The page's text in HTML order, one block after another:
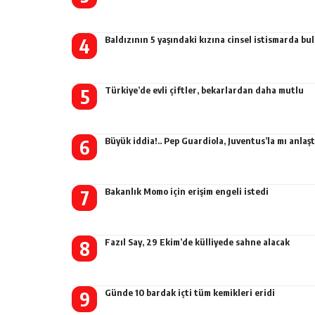
Baldızının 5 yaşındaki kızına cinsel istismarda
Türkiye’de evli çiftler, bekarlardan daha mutlu
Büyük iddia!.. Pep Guardiola, Juventus’la mı
Bakanlık Momo için erişim engeli istedi
Fazıl Say, 29 Ekim’de külliyede sahne alacak
Günde 10 bardak içti tüm kemikleri eridi